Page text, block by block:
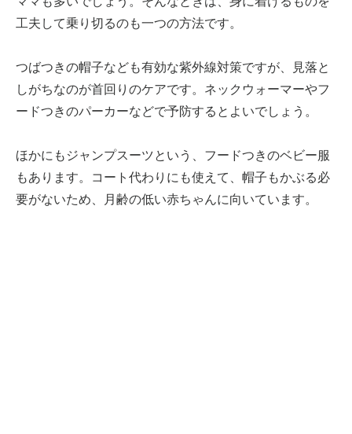
工夫して乗り切るのも一つの方法です。
つばつきの帽子なども有効な紫外線対策ですが、見落と
しがちなのが首回りのケアです。ネックウォーマーやフ
ードつきのパーカーなどで予防するとよいでしょう。
ほかにもジャンプスーツという、フードつきのベビー服
もあります。コート代わりにも使えて、帽子もかぶる必
要がないため、月齢の低い赤ちゃんに向いています。